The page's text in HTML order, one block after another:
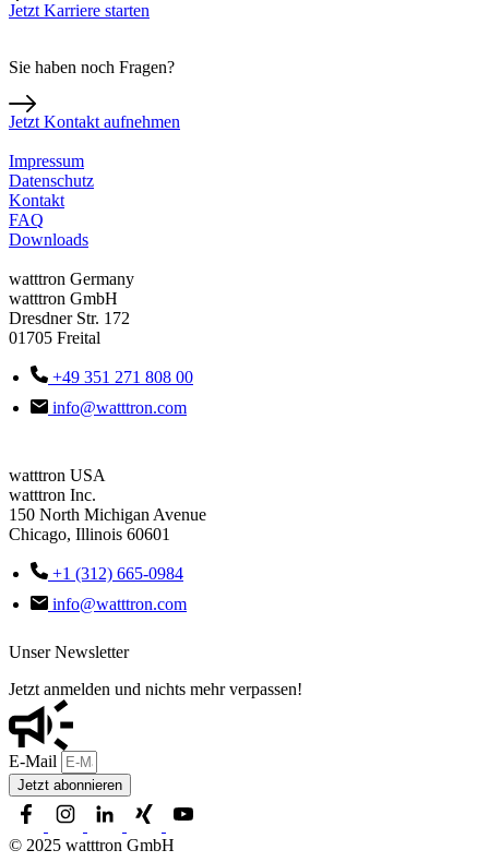
Jetzt Karriere starten
Sie haben noch Fragen?
Jetzt Kontakt aufnehmen
Impressum
Datenschutz
Kontakt
FAQ
Downloads
watttron Germany
watttron GmbH
Dresdner Str. 172
01705 Freital
+49 351 271 808 00
info@watttron.com
watttron USA
watttron Inc.
150 North Michigan Avenue
Chicago, Illinois 60601
+1 (312) 665-0984
info@watttron.com
Unser Newsletter
Jetzt anmelden und nichts mehr verpassen!
E-Mail
Jetzt abonnieren
© 2025 watttron GmbH